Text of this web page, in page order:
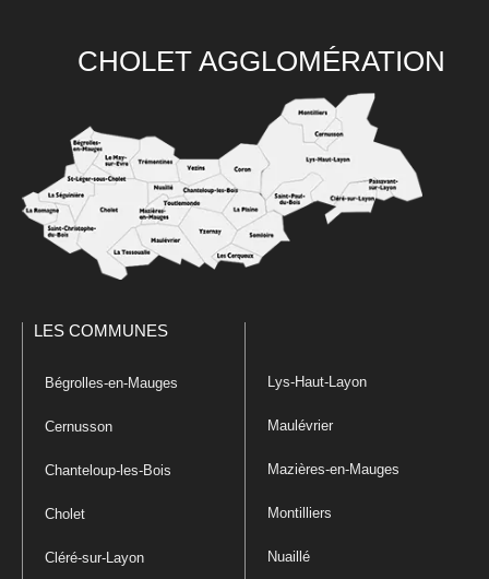
CHOLET AGGLOMÉRATION
LES COMMUNES
Bégrolles-en-Mauges
Cernusson
Chanteloup-les-Bois
Cholet
Cléré-sur-Layon
Lys-Haut-Layon
Maulévrier
Mazières-en-Mauges
Montilliers
Nuaillé